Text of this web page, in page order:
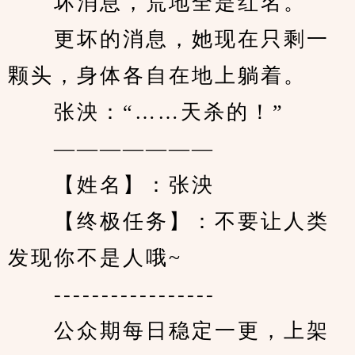
更坏的消息，她现在只剩一
颗头，身体各自在地上躺着。
张泱：“……天杀的！”
———————
【姓名】：张泱
【终极任务】：不要让人类
发现你不是人哦~
-----------------
公众期每日稳定一更，上架